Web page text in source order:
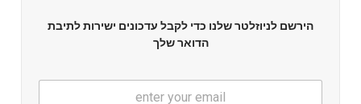
הירשם לניוזלטר שלנו כדי לקבל עדכונים ישירות לתיבת
הדואר שלך